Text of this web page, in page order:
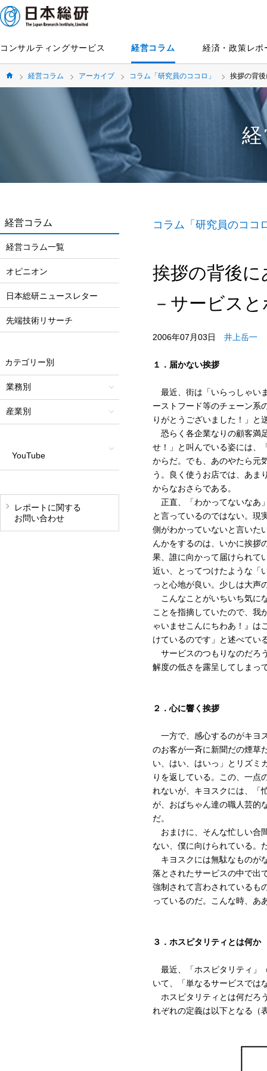
コンサルティングサービス 経営コラム 経済・政策レポ
経営コラム アーカイブ コラム「研究員のココロ」 挨拶の背
コラム「研究員のココ
挨拶の背後
－サービス
2006年07月03日 井上岳一
１．届かない挨拶
最近、街は「いらっしゃい
ーストフード等のチェーン系
りがとうございました！」と
恐らく各企業なりの顧客満
せ！」と叫んでいる姿には、
からだ。でも、あのやたら元
う。良く使うお店では、あま
からなおさらである。
正直、「わかってないなあ
と言っているのではない。現
側がわかっていないと言いた
んかをするのは、いかに挨拶
果、誰に向かって届けられて
近い、とってつけたような「
っと心地が良い。少しは大声
こんなことがいちいち気に
ことを指摘していたので、我
ゃいませこんにちわあ！』は
けているのです」と述べてい
サービスのつもりなのだろ
解度の低さを露呈してしまっ
２．心に響く挨拶
一方で、感心するのがキヨ
のお客が一斉に新聞だの煙草
い、はい、はいっ」とリズミ
りを返している。この、一点
れないが、キヨスクには、「
が、おばちゃん達の職人芸的
だ。
おまけに、そんな忙しい合
ない、僕に向けられている。
キヨスクには無駄なものが
落とされたサービスの中で出
強制されて言わされているも
っているのだ。こんな時、あ
３．ホスピタリティとは何か
最近、「ホスピタリティ」
いて、「単なるサービスでは
ホスピタリティとは何だろ
れぞれの定義は以下となる（
経営コラム
経営コラム一覧
オピニオン
日本総研ニュースレター
先端技術リサーチ
カテゴリー別
業務別
産業別
YouTube
レポートに関する
お問い合わせ